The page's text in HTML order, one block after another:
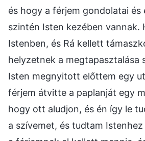
és hogy a férjem gondolatai és
szintén Isten kezében vannak.
Istenben, és Rá kellett
helyzetnek a megtapasztalása
Isten megnyitott előttem egy
férjem átvitte a paplanját egy
hogy ott aludjon, és én így le
a szívemet, és tudtam